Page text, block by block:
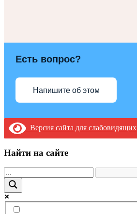
Есть вопрос?
Напишите об этом
Версия сайта для слабовидящих
Найти на сайте